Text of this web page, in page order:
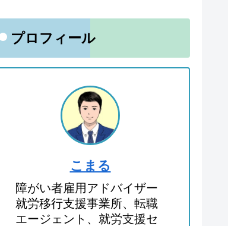
プロフィール
こまる
障がい者雇用アドバイザー
就労移行支援事業所、転職
エージェント、就労支援セ